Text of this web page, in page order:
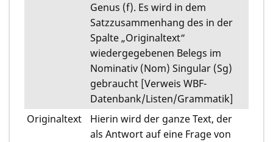
Genus (f). Es wird in dem
Satzzusammenhang des in der
Spalte „Originaltext“
wiedergegebenen Belegs im
Nominativ (Nom) Singular (Sg)
gebraucht [Verweis WBF-
Datenbank/Listen/Grammatik]
Originaltext
Hierin wird der ganze Text, der
als Antwort auf eine Frage von